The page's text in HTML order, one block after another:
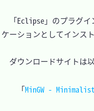
「Eclipse」のプラグイ
ケーションとしてインス
ダウンロードサイトは以
「MinGW -